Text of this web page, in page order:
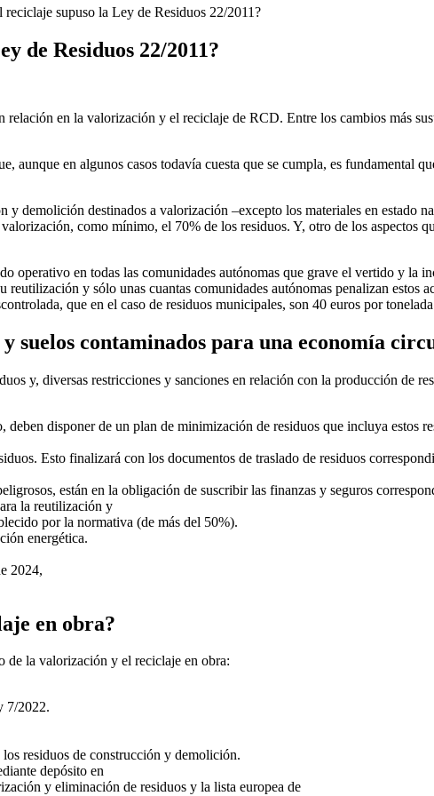
supuso la Ley de Residuos 22/2011?
de Residuos 22/2011?
en la valorización y el reciclaje de RCD. Entre los cambios más
en algunos casos todavía cuesta que se cumpla, es fundamental
demolición destinados a valorización –excepto los materiales en estado
como mínimo, el 70% de los residuos. Y, otro de los aspectos
en todas las comunidades autónomas que grave el vertido y la
y sólo unas cuantas comunidades autónomas penalizan estos
que en el caso de residuos municipales, son 40 euros por
suelos contaminados para una economía
y, diversas restricciones y sanciones en relación con la producción de
disponer de un plan de minimización de residuos que incluya estos
Esto finalizará con los documentos de traslado de residuos
están en la obligación de suscribir las finanzas y seguros
la reutilización y
por la normativa (de más del 50%).
energética.
2024,
en obra?
de la valorización y el reciclaje en obra:
7/2022.
residuos de construcción y demolición.
depósito en
y eliminación de residuos y la lista europea de